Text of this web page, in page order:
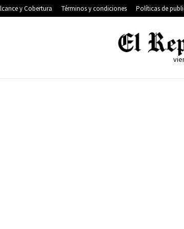
y Cobertura Términos y condiciones Políticas de